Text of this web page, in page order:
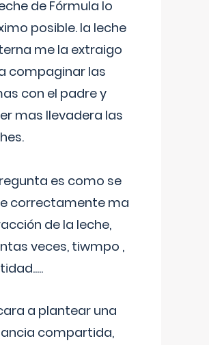
de Fórmula lo
posible. la leche
me la extraigo
compaginar las
con el padre y
mas llevadera las
es como se
correctamente ma
de la leche,
veces, tiwmpo ,
a plantear una
compartida,